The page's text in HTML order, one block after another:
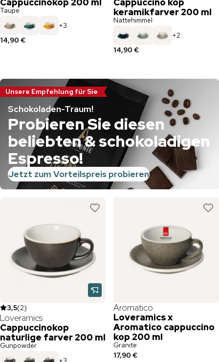
Taupe
+3
14,90 €
keramikfarver 200 ml
Nattehimmel
+2
14,90 €
Unsere Empfehlung für Sie
Schokoladen-Traum!
Probieren Sie diesen
beliebten & schokoladigen
Espresso!
Jetzt zum Vorteilspreis probieren
3,5(2)
Loveramics
Cappuccinokop
naturlige farver 200 ml
Gunpowder
Aromatico
Loveramics x
Aromatico cappuccino
kop 200 ml
Granite
17,90 €